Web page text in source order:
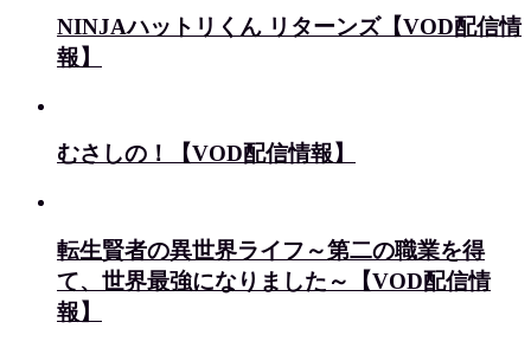
NINJAハットリくん リターンズ【VOD配信情
報】
むさしの！【VOD配信情報】
転生賢者の異世界ライフ～第二の職業を得
て、世界最強になりました～【VOD配信情
報】